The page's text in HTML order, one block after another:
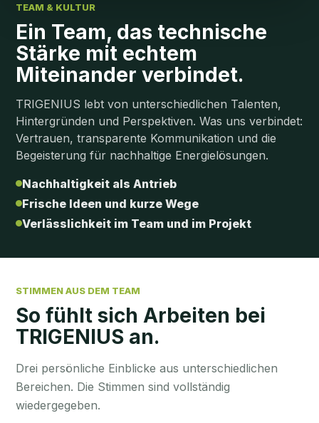
TEAM & KULTUR
Ein Team, das technische
Stärke mit echtem
Miteinander verbindet.
TRIGENIUS lebt von unterschiedlichen Talenten,
Hintergründen und Perspektiven. Was uns verbindet:
Vertrauen, transparente Kommunikation und die
Begeisterung für nachhaltige Energielösungen.
Nachhaltigkeit als Antrieb
Frische Ideen und kurze Wege
Verlässlichkeit im Team und im Projekt
STIMMEN AUS DEM TEAM
So fühlt sich Arbeiten bei
TRIGENIUS an.
Drei persönliche Einblicke aus unterschiedlichen
Bereichen. Die Stimmen sind vollständig
wiedergegeben.